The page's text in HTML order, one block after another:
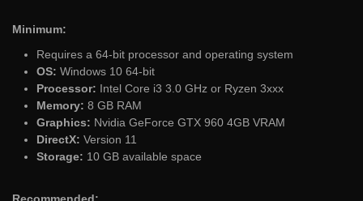
Minimum:
Requires a 64-bit processor and operating system
OS: Windows 10 64-bit
Processor: Intel Core i3 3.0 GHz or Ryzen 3xxx
Memory: 8 GB RAM
Graphics: Nvidia GeForce GTX 960 4GB VRAM
DirectX: Version 11
Storage: 10 GB available space
Recommended: